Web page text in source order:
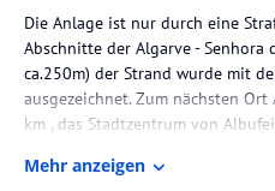
Die Anlage ist nur durch eine
Abschnitte der Algarve - Senhora
ca.250m) der Strand wurde mit
ausgezeichnet. Zum nächsten Ort
km , das Stadtzentrum von
erreichen sie nach etwa 350
Mehr anzeigen